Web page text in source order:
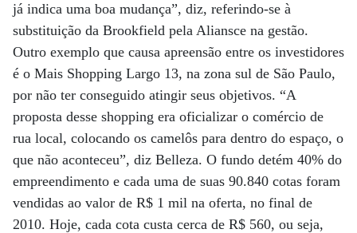
já indica uma boa mudança”, diz, referindo-se à
substituição da Brookfield pela Aliansce na gestão.
Outro exemplo que causa apreensão entre os investidores
é o Mais Shopping Largo 13, na zona sul de São Paulo,
por não ter conseguido atingir seus objetivos. “A
proposta desse shopping era oficializar o comércio de
rua local, colocando os camelôs para dentro do espaço, o
que não aconteceu”, diz Belleza. O fundo detém 40% do
empreendimento e cada uma de suas 90.840 cotas foram
vendidas ao valor de R$ 1 mil na oferta, no final de
2010. Hoje, cada cota custa cerca de R$ 560, ou seja,